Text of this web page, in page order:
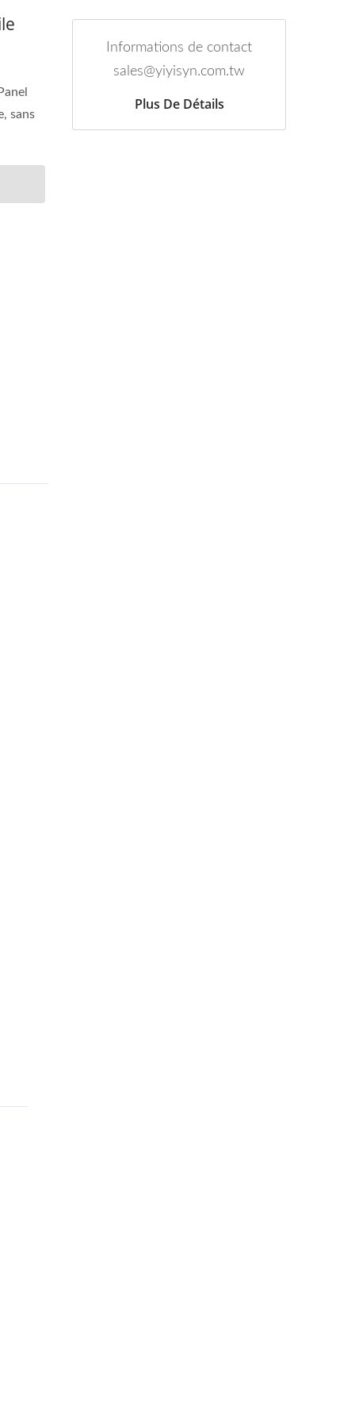
sans
Informations de contact
sales@yiyisyn.com.tw
Plus De Détails